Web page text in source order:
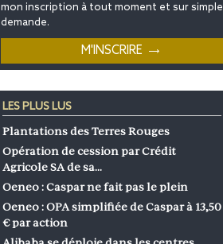
mon inscription à tout moment et sur simple
demande.
LES PLUS LUS
Plantations des Terres Rouges
Opération de cession par Crédit
Agricole SA de sa…
Oeneo : Caspar ne fait pas le plein
Oeneo : OPA simplifiée de Caspar à 13,50
€ par action